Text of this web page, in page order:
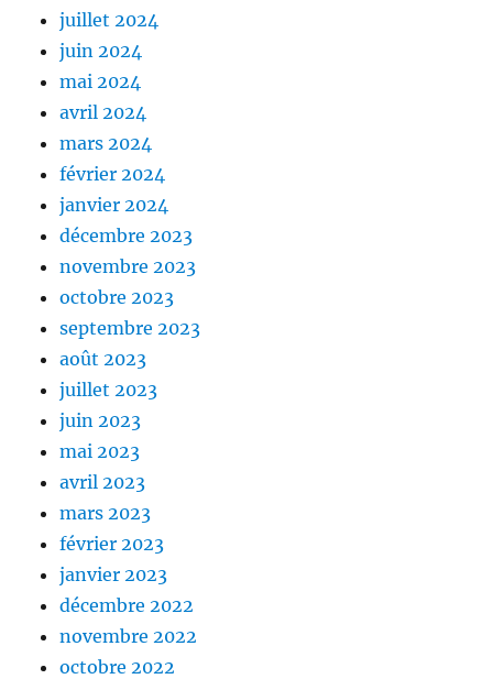
juillet 2024
juin 2024
mai 2024
avril 2024
mars 2024
février 2024
janvier 2024
décembre 2023
novembre 2023
octobre 2023
septembre 2023
août 2023
juillet 2023
juin 2023
mai 2023
avril 2023
mars 2023
février 2023
janvier 2023
décembre 2022
novembre 2022
octobre 2022